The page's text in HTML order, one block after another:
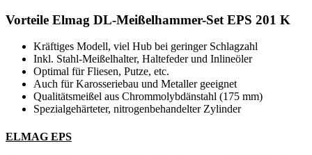
Vorteile Elmag DL-Meißelhammer-Set EPS 201 K
Kräftiges Modell, viel Hub bei geringer Schlagzahl
Inkl. Stahl-Meißelhalter, Haltefeder und Inlineöler
Optimal für Fliesen, Putze, etc.
Auch für Karosseriebau und Metaller geeignet
Qualitätsmeißel aus Chrommolybdänstahl (175 mm)
Spezialgehärteter, nitrogenbehandelter Zylinder
ELMAG EPS